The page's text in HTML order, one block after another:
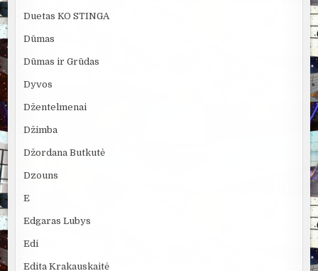
Duetas KO STINGA
Dūmas
Dūmas ir Grūdas
Dyvos
Džentelmenai
Džimba
Džordana Butkutė
Dzouns
E
Edgaras Lubys
Edi
Edita Krakauskaitė